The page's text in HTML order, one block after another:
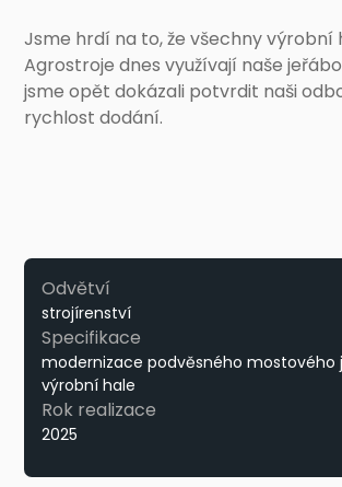
Jsme hrdí na to, že všechny výrobní
Agrostroje dnes využívají naše
jsme opět dokázali potvrdit naši
rychlost dodání.
Odvětví
strojírenství
Specifikace
modernizace podvěsného mostového
výrobní hale
Rok realizace
2025